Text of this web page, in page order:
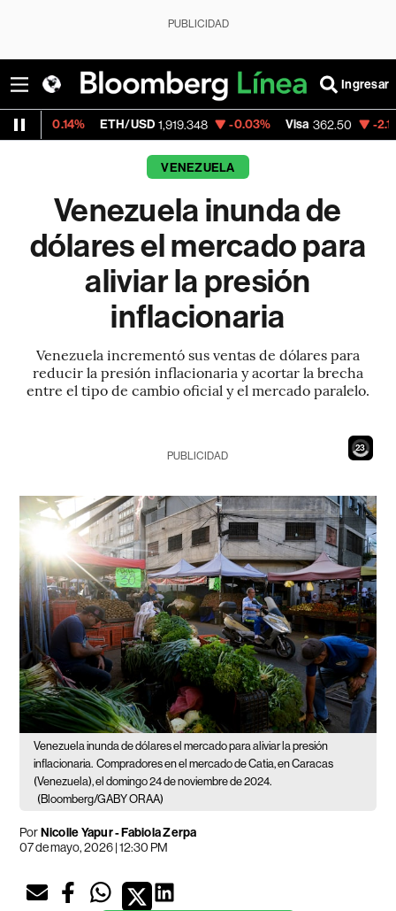
PUBLICIDAD
Ingresar
ETH/USD 1,919.348 -0.03% Visa 362.50 -2.15%
VENEZUELA
Venezuela inunda de
dólares el mercado para
aliviar la presión
inflacionaria
Venezuela incrementó sus ventas de dólares para
reducir la presión inflacionaria y acortar la brecha
entre el tipo de cambio oficial y el mercado paralelo.
21
PUBLICIDAD
Venezuela inunda de dólares el mercado para aliviar la presión
inflacionaria. Compradores en el mercado de Catia, en Caracas
(Venezuela), el domingo 24 de noviembre de 2024.
(Bloomberg/GABY ORAA)
PorNicolle Yapur - Fabiola Zerpa
07 de mayo, 2026 | 12:30 PM